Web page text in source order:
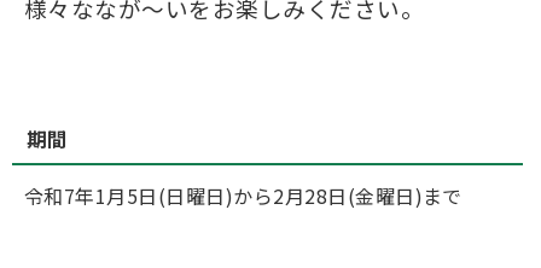
様々ななが～いをお楽しみください。
期間
令和7年1月5日(日曜日)から2月28日(金曜日)まで